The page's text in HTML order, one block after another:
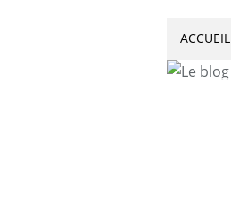
ACCUEIL